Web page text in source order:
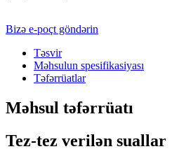
Bizə e-poçt göndərin
Təsvir
Məhsulun spesifikasiyası
Təfərrüatlar
Məhsul təfərrüatı
Tez-tez verilən suallar